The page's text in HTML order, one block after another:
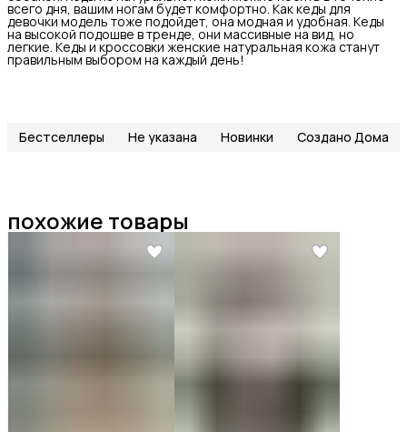
всего дня, вашим ногам будет комфортно. Как кеды для
девочки модель тоже подойдет, она модная и удобная. Кеды
на высокой подошве в тренде, они массивные на вид, но
легкие. Кеды и кроссовки женские натуральная кожа станут
правильным выбором на каждый день!
Бестселлеры Не указана Новинки Создано Дома
похожие товары